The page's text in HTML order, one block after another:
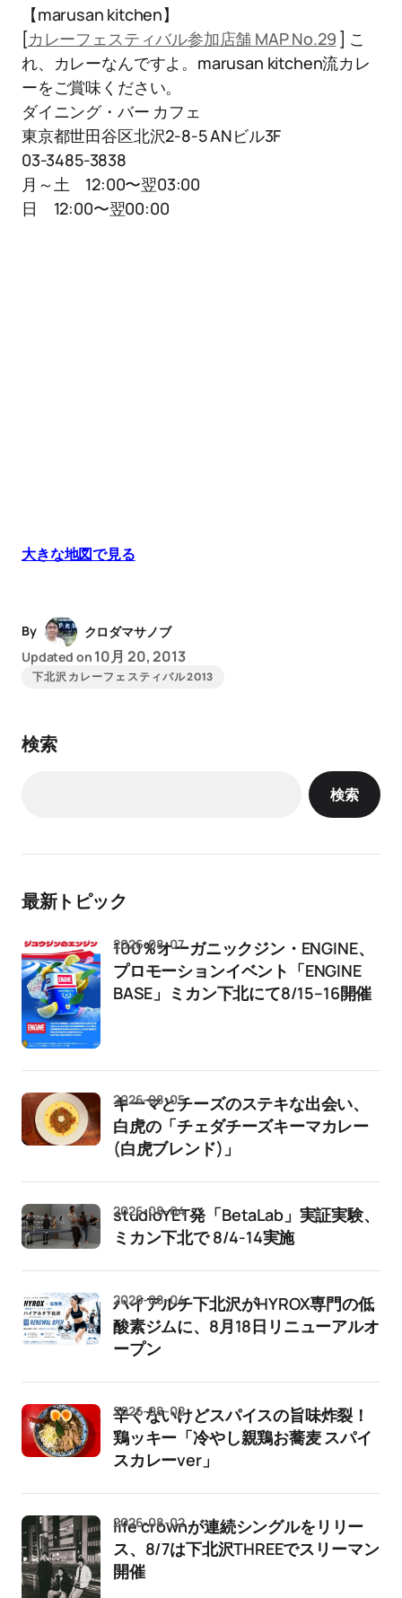
【marusan kitchen】
[カレーフェスティバル参加店舗 MAP No.29 ] こ
れ、カレーなんですよ。marusan kitchen流カレ
ーをご賞味ください。
ダイニング・バー カフェ
東京都世田谷区北沢2-8-5 ANビル3F
03-3485-3838
月～土 12:00〜翌03:00
日 12:00〜翌00:00
大きな地図で見る
By
クロダマサノブ
Updated on 10月 20, 2013
下北沢カレーフェスティバル2013
検索
検索
最新トピック
100％オーガニックジン・ENGINE、
プロモーションイベント「ENGINE
BASE」ミカン下北にて8/15–16開催
2026-08-07
キーマとチーズのステキな出会い、
白虎の「チェダチーズキーマカレー
(白虎ブレンド)」
2026-08-05
studioYET発「BetaLab」実証実験、
ミカン下北で 8/4-14実施
2026-08-04
ハイアルチ下北沢がHYROX専門の低
酸素ジムに、8月18日リニューアルオ
ープン
2026-08-04
辛くないけどスパイスの旨味炸裂！
鶏ッキー「冷やし親鶏お蕎麦 スパイ
スカレーver」
2026-08-02
life crownが連続シングルをリリー
ス、8/7は下北沢THREEでスリーマン
開催
2026-08-02